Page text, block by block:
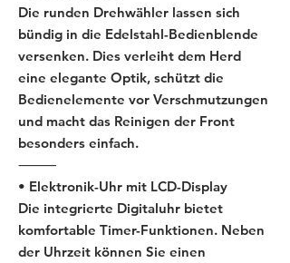
Die runden Drehwähler lassen sich
bündig in die Edelstahl-Bedienblende
versenken. Dies verleiht dem Herd
eine elegante Optik, schützt die
Bedienelemente vor Verschmutzungen
und macht das Reinigen der Front
besonders einfach.
⸻
• Elektronik-Uhr mit LCD-Display
Die integrierte Digitaluhr bietet
komfortable Timer-Funktionen. Neben
der Uhrzeit können Sie einen